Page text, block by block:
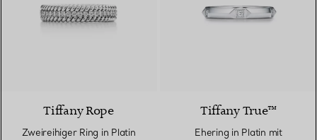
Tiffany Rope
Zweireihiger Ring in Platin
Tiffany True™
Ehering in Platin mit